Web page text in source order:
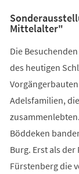
Mittelalter"
Die
des heutigen
Adelsfamilien,
Böddeken
Burg. Erst als
Fürstenberg die